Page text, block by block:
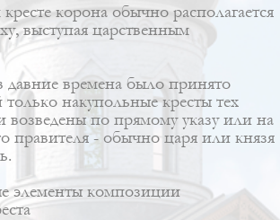
корона обычно располагается
выступая царственным
давние времена было принято
накупольные кресты тех
возведены по прямому указу или на
правителя - обычно царя или князя
элементы композиции